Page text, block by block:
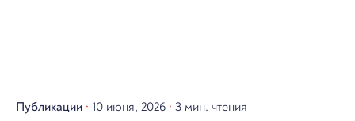
Публикации 10 июня, 2026 3 мин. чтения